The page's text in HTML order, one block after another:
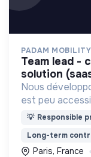
PADAM MOBILITY
team lead - chef(fe) de projet & customer
solution
Nous
est peu
périurbaines
💡 Responsible
Long-term
Paris, France